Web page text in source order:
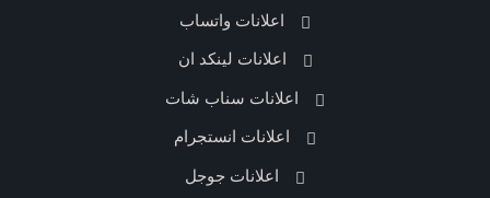
اعلانات واتساب
اعلانات لينكد ان
اعلانات سناب شات
اعلانات انستجرام
اعلانات جوجل